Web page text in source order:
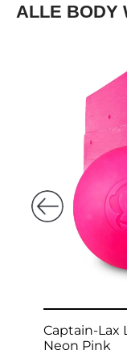
ALLE BODY
Captain-Lax
Purple